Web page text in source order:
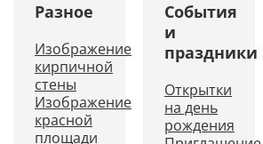
Разное
Изображение
кирпичной
стены
Изображение
красной
площади
События
и
праздники
Открытки
на день
рождения